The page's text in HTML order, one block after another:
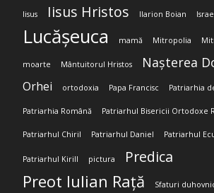
Iisus Iisus Hristos Ilarion Boian
Lucășeuca mamă Mitropolia
moarte Mântuitorul Hristos Nașterea
Orhei ortodoxia Papa Francisc Patriarhia
Patriarhia Română Patriarhul Bisericii Ortodoxe
Patriarhul Chiril Patriarhul Daniel Patriarhul
Patriarhul Kirill pictura Predica
Preot Iulian Rață Sfaturi